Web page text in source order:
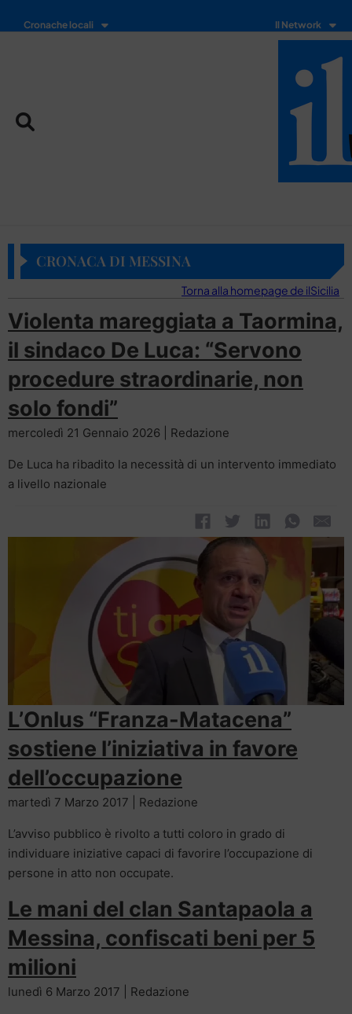
Cronache locali Il Network
CRONACA DI MESSINA
Torna alla homepage de ilSicilia
Violenta mareggiata a Taormina,
il sindaco De Luca: “Servono
procedure straordinarie, non
solo fondi”
mercoledì 21 Gennaio 2026 | Redazione
De Luca ha ribadito la necessità di un intervento immediato
a livello nazionale
L’Onlus “Franza-Matacena”
sostiene l’iniziativa in favore
dell’occupazione
martedì 7 Marzo 2017 | Redazione
L’avviso pubblico è rivolto a tutti coloro in grado di
individuare iniziative capaci di favorire l’occupazione di
persone in atto non occupate.
Le mani del clan Santapaola a
Messina, confiscati beni per 5
milioni
lunedì 6 Marzo 2017 | Redazione